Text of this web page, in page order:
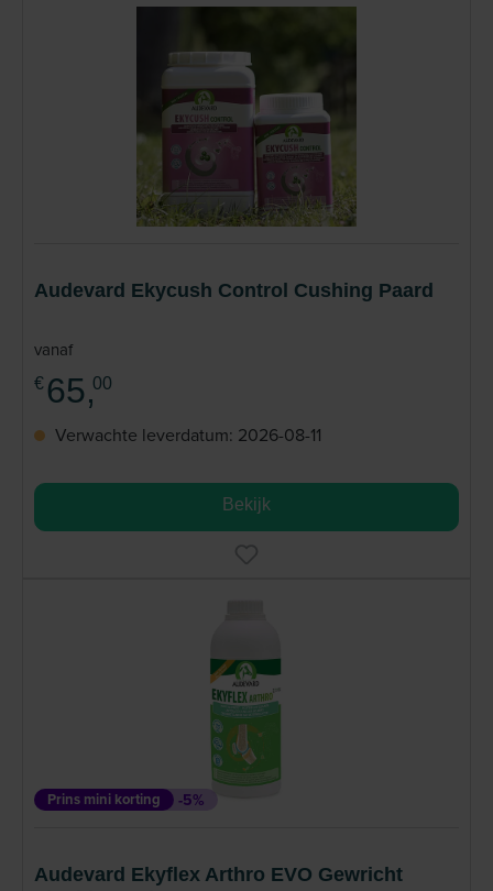
Audevard Ekycush Control Cushing Paard
vanaf
€ 65,00
Verwachte leverdatum: 2026-08-11
Bekijk
Prins mini korting -5%
Audevard Ekyflex Arthro EVO Gewricht